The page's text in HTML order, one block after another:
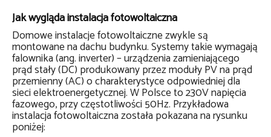
Jak wygląda instalacja fotowoltaiczna
Domowe instalacje fotowoltaiczne zwykle są
montowane na dachu budynku. Systemy takie wymagają
falownika (ang. inverter) – urządzenia zamieniającego
prąd stały (DC) produkowany przez moduły PV na prąd
przemienny (AC) o charakterystyce odpowiedniej dla
sieci elektroenergetycznej. W Polsce to 230V napięcia
fazowego, przy częstotliwości 50Hz. Przykładowa
instalacja fotowoltaiczna została pokazana na rysunku
poniżej: